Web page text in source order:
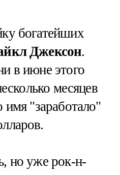
богатейших
Джексон.
в июне этого
месяцев
имя "заработало"
но уже рок-н-